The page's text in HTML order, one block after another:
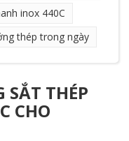
inox 440C
thép trong ngày
THÉP
CHO